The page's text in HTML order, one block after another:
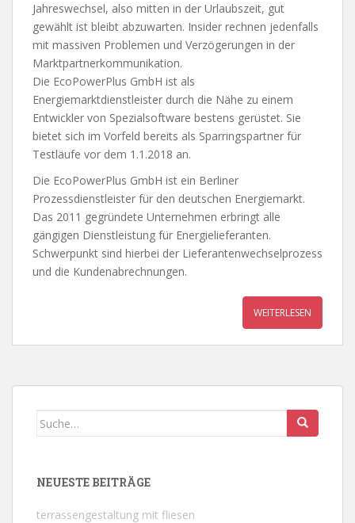
Jahreswechsel, also mitten in der Urlaubszeit, gut
gewählt ist bleibt abzuwarten. Insider rechnen jedenfalls
mit massiven Problemen und Verzögerungen in der
Marktpartnerkommunikation.
Die EcoPowerPlus GmbH ist als
Energiemarktdienstleister durch die Nähe zu einem
Entwickler von Spezialsoftware bestens gerüstet. Sie
bietet sich im Vorfeld bereits als Sparringspartner für
Testläufe vor dem 1.1.2018 an.
Die EcoPowerPlus GmbH ist ein Berliner
Prozessdienstleister für den deutschen Energiemarkt.
Das 2011 gegründete Unternehmen erbringt alle
gängigen Dienstleistung für Energielieferanten.
Schwerpunkt sind hierbei der Lieferantenwechselprozess
und die Kundenabrechnungen.
WEITERLESEN
Search for:
NEUESTE BEITRÄGE
terrassengestaltung mit fliesen